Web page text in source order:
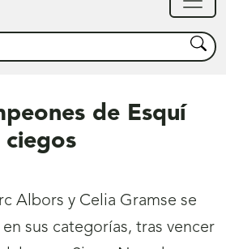
Buscar
de Esquí
Albors y Celia Gramse se
sus categorías, tras vencer